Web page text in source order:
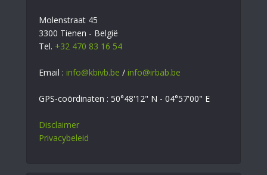
Molenstraat 45
3300 Tienen - België
Tel. +32 470 83 16 54
Email : info@kbivb.be / info@irbab.be
GPS-coördinaten : 50°48'12" N - 04°57'00" E
Disclaimer
Privacybeleid